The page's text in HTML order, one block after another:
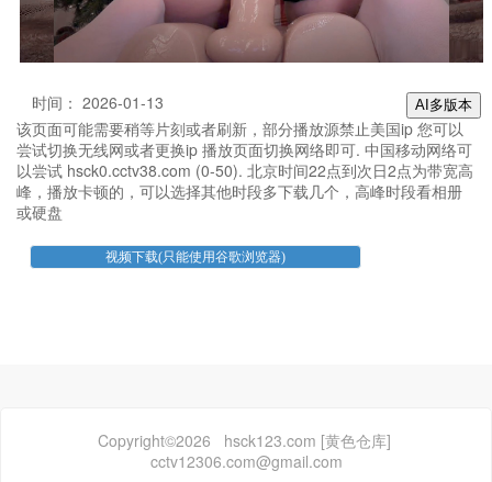
AI多版本
时间： 2026-01-13
该页面可能需要稍等片刻或者刷新，部分播放源禁止美国ip 您可以
尝试切换无线网或者更换ip 播放页面切换网络即可. 中国移动网络可
以尝试 hsck0.cctv38.com (0-50). 北京时间22点到次日2点为带宽高
峰，播放卡顿的，可以选择其他时段多下载几个，高峰时段看相册
或硬盘
Copyright©2026 hsck123.com [黄色仓库]
cctv12306.com@gmail.com